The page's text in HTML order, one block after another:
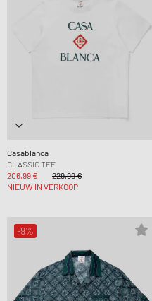
Casablanca
CLASSIC TEE
206,99 €
229,99 €
NIEUW IN VERKOOP
-9%